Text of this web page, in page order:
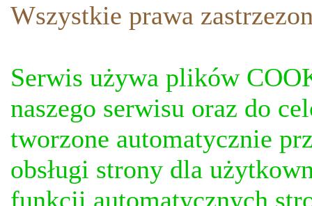
Wszystkie prawa
Serwis używa plików
naszego serwisu oraz do
tworzone automatycznie
obsługi strony dla
funkcji automatycznych